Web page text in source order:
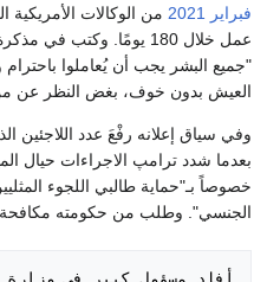
فبراير
2021 من الوكالات
عمل خلال 180 يومًا.
"جميع البشر يجب أن يُعاملوا
العيش بدون خوف، بغض النظر عن
وفي سياق إعلانه رفْعَ عدد اللاجئين
بعدما شدد ترامپ الاجراءات حيال
خصوصاً بـ"حماية طالبي اللجوء
الجنسي". وطلب من حكومته مكافحة